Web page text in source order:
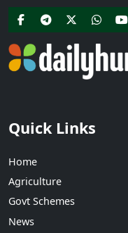
Quick Links
Home
Agriculture
Govt Schemes
News